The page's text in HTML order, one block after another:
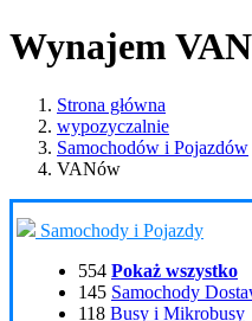
Wynajem
Strona główna
wypozyczalnie
Samochodów i Pojazdów
VANów
Samochody i Pojazdy
554 Pokaż wszystko
145 Samochody
118 Busy i Mikrobusy